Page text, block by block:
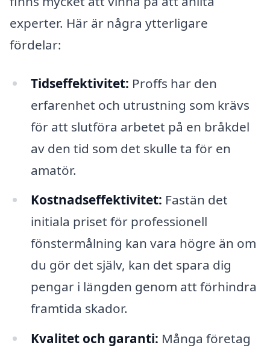
experter. Här är några ytterligare
fördelar:
Tidseffektivitet: Proffs har den
erfarenhet och utrustning som krävs
för att slutföra arbetet på en bråkdel
av den tid som det skulle ta för en
amatör.
Kostnadseffektivitet: Fastän det
initiala priset för professionell
fönstermålning kan vara högre än om
du gör det själv, kan det spara dig
pengar i längden genom att förhindra
framtida skador.
Kvalitet och garanti: Många företag